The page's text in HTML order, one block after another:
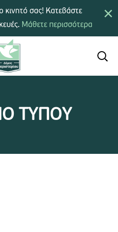
ΤΥΠΟΥ
×
κινητό σας! Κατεβάστε
Μάθετε περισσότερα